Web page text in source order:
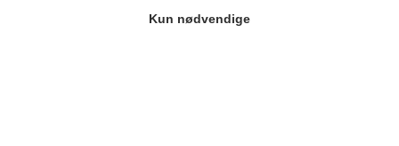
Følg med på Instagram
Kun nødvendige